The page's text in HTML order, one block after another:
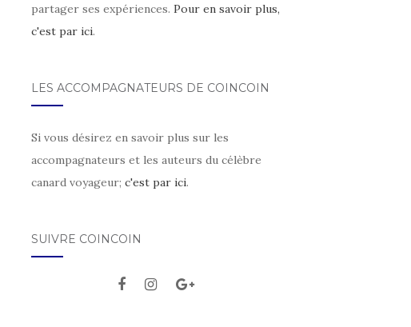
partager ses expériences. Pour en savoir plus,
c'est par ici.
LES ACCOMPAGNATEURS DE COINCOIN
Si vous désirez en savoir plus sur les
accompagnateurs et les auteurs du célèbre
canard voyageur; c'est par ici.
SUIVRE COINCOIN